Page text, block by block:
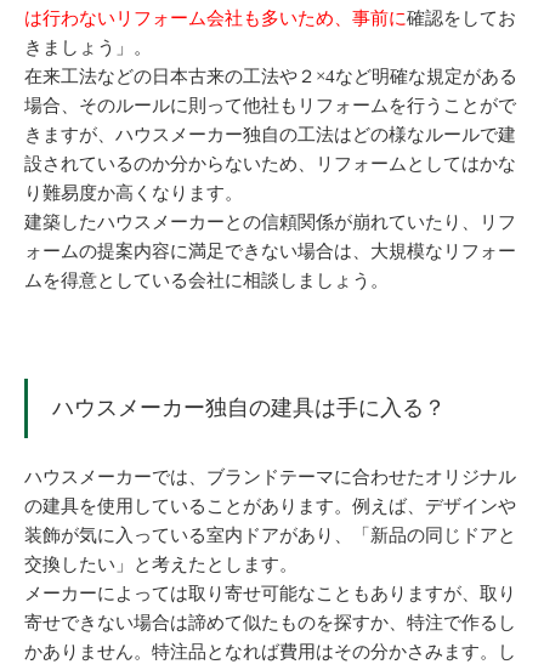
は行わないリフォーム会社も多いため、事前に確認をしてお
きましょう」。
在来工法などの日本古来の工法や２×4など明確な規定がある
場合、そのルールに則って他社もリフォームを行うことがで
きますが、ハウスメーカー独自の工法はどの様なルールで建
設されているのか分からないため、リフォームとしてはかな
り難易度か高くなります。
建築したハウスメーカーとの信頼関係が崩れていたり、リフ
ォームの提案内容に満足できない場合は、大規模なリフォー
ムを得意としている会社に相談しましょう。
ハウスメーカー独自の建具は手に入る？
ハウスメーカーでは、ブランドテーマに合わせたオリジナル
の建具を使用していることがあります。例えば、デザインや
装飾が気に入っている室内ドアがあり、「新品の同じドアと
交換したい」と考えたとします。
メーカーによっては取り寄せ可能なこともありますが、取り
寄せできない場合は諦めて似たものを探すか、特注で作るし
かありません。特注品となれば費用はその分かさみます。し